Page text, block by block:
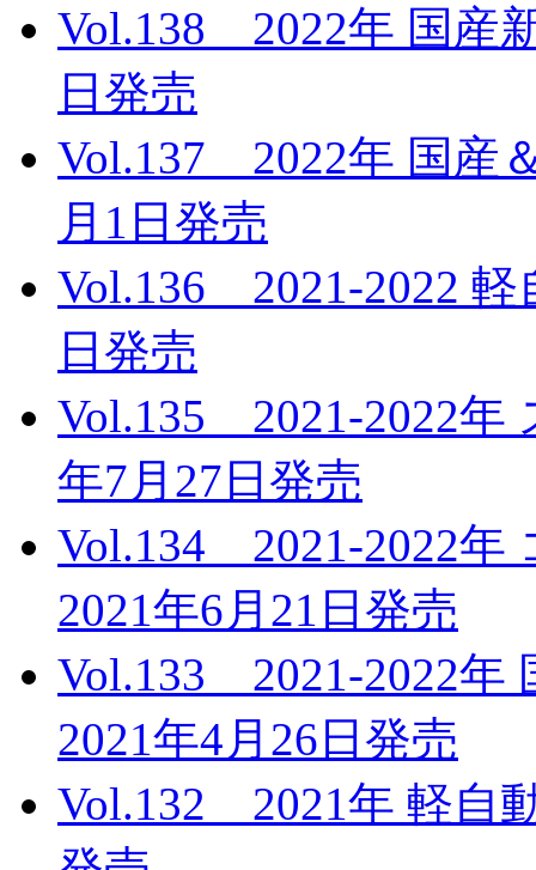
Vol.138 2022年 国産
日発売
Vol.137 2022年 国産
月1日発売
Vol.136 2021-2022
日発売
Vol.135 2021-2022
年7月27日発売
Vol.134 2021-2022
2021年6月21日発売
Vol.133 2021-2022
2021年4月26日発売
Vol.132 2021年 軽自